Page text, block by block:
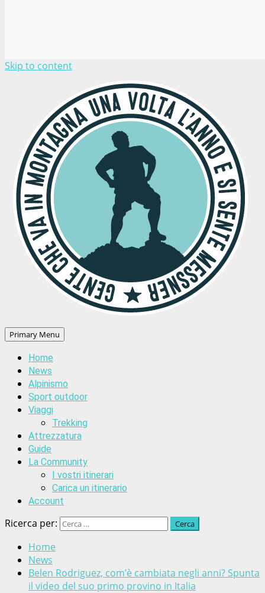
Skip to content
Primary Menu
Home
News
Alpinismo
Sport outdoor
Viaggi
Trekking
Attrezzatura
Guide
La Community
I vostri itinerari
Carica un itinerario
Account
Ricerca per:
Home
News
Belen Rodriguez, com’è cambiata negli anni? Spunta
il video del suo primo provino in Italia